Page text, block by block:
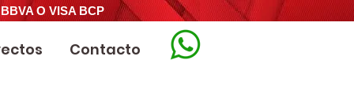
O VISA BCP
Contacto